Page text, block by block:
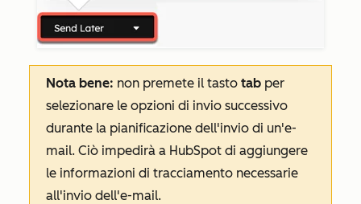
Nota bene: non premete il tasto tab per
selezionare le opzioni di invio successivo
durante la pianificazione dell'invio di un'e-
mail. Ciò impedirà a HubSpot di aggiungere
le informazioni di tracciamento necessarie
all'invio dell'e-mail.